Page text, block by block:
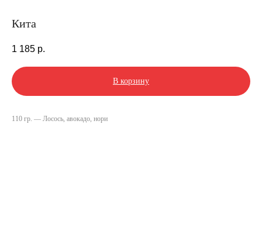
Кита
1 185 р.
В корзину
110 гр. — Лосось, авокадо, нори